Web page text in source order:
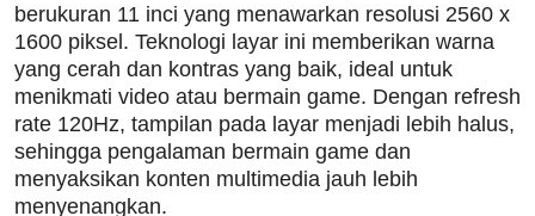
berukuran 11 inci yang menawarkan resolusi 2560 x
1600 piksel. Teknologi layar ini memberikan warna
yang cerah dan kontras yang baik, ideal untuk
menikmati video atau bermain game. Dengan refresh
rate 120Hz, tampilan pada layar menjadi lebih halus,
sehingga pengalaman bermain game dan
menyaksikan konten multimedia jauh lebih
menyenangkan.